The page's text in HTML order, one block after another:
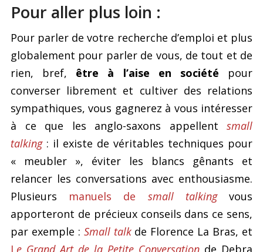
Pour aller plus loin :
Pour parler de votre recherche d’emploi et plus
globalement pour parler de vous, de tout et de
rien, bref, être à l’aise en société pour
converser librement et cultiver des relations
sympathiques, vous gagnerez à vous intéresser
à ce que les anglo-saxons appellent small
talking: il existe de véritables techniques pour
« meubler », éviter les blancs gênants et
relancer les conversations avec enthousiasme.
Plusieurs manuels de small talkingvous
apporteront de précieux conseils dans ce sens,
par exemple : Small talkde Florence La Bras, et
L e Grand Art de la Petite Conversation de Debra